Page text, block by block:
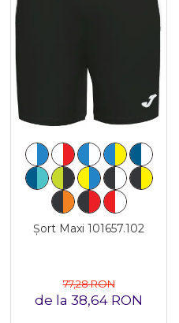
Șort Maxi 101657.102
77,28 RON
de la 38,64 RON